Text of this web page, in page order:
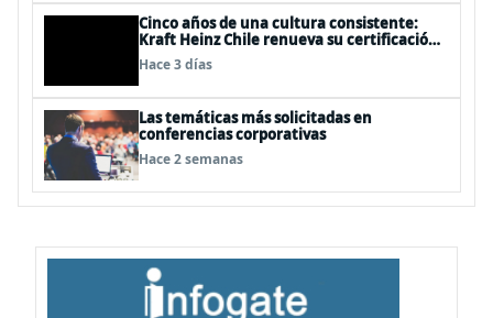
Cinco años de una cultura consistente:
Kraft Heinz Chile renueva su certificación
Great Place to Work
Hace 3 días
Las temáticas más solicitadas en
conferencias corporativas
Hace 2 semanas